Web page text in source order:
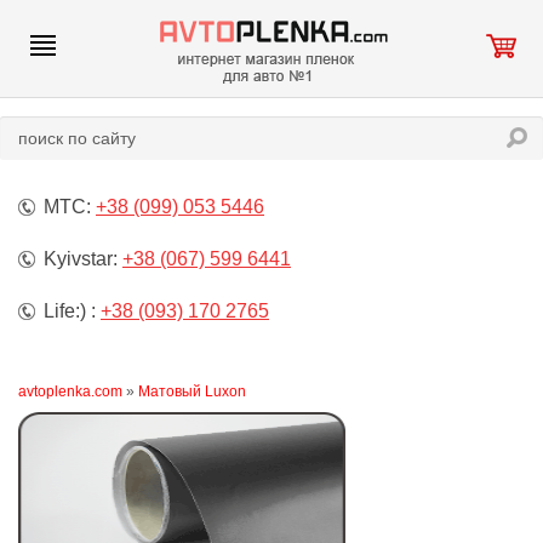
МТС: +38 (099) 053 5446
Kyivstar: +38 (067) 599 6441
Life:) : +38 (093) 170 2765
avtoplenka.com » Матовый Luxon